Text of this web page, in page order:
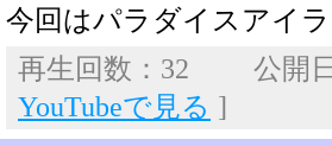
今回はパラダイスアイ
再生回数：32 公開
YouTubeで見る ]